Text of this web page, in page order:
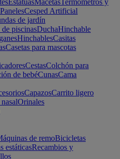
EstatuasMacetasTermómetros y
PanelesCesped Artificial
de jardín
piscinasDuchaHinchable
HinchablesCasitas
Casetas para mascotas
CestasColchón para
de bebéCunasCama
CapazosCarrito ligero
Orinales
de remoBicicletas
estáticasRecambios y